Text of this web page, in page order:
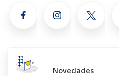
Novedades